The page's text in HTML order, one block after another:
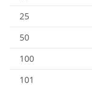
25
50
100
101